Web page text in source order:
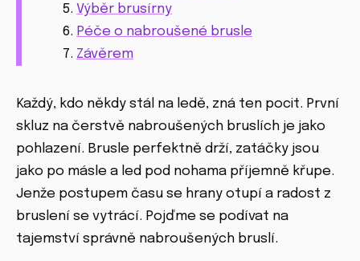
Výběr brusírny
Péče o nabroušené brusle
Závěrem
Každý, kdo někdy stál na ledě, zná ten pocit. První
skluz na čerstvě nabroušených bruslích je jako
pohlazení. Brusle perfektně drží, zatáčky jsou
jako po másle a led pod nohama příjemně křupe.
Jenže postupem času se hrany otupí a radost z
bruslení se vytrácí. Pojďme se podívat na
tajemství správně nabroušených bruslí.